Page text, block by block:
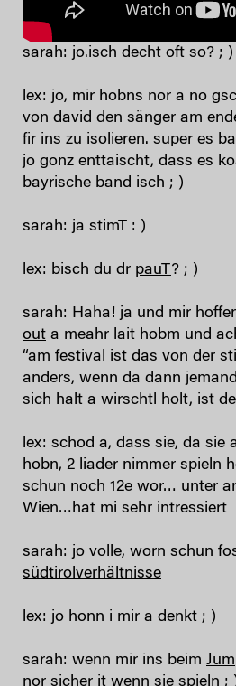
sarah: jo.isch decht oft so? ; )
lex: jo, mir hobns nor a no
von david den sänger am
fir ins zu isolieren. super es
jo gonz enttaischt, dass es
bayrische band isch ; )
sarah: ja stimT : )
lex: bisch du dr pauT? ; )
sarah: Haha! ja und mir
out a meahr lait hobm und
“am festival ist das von der
anders, wenn da dann
sich halt a wirschtl holt, ist
lex: schod a, dass sie, da sie
hobn, 2 liader nimmer spieln
schun noch 12e wor… unter
Wien…hat mi sehr intressiert
sarah: jo volle, worn schun
südtirolverhältnisse
lex: jo honn i mir a denkt ; )
sarah: wenn mir ins beim
nor sicher it wenn sie spieln ;